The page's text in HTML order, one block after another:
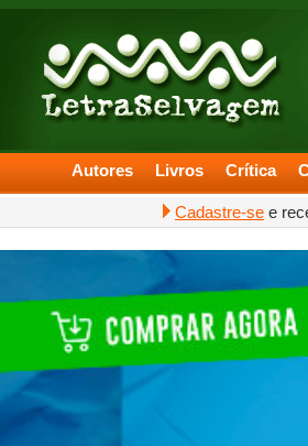
Autores Livros Crítica
Cadastre-se e